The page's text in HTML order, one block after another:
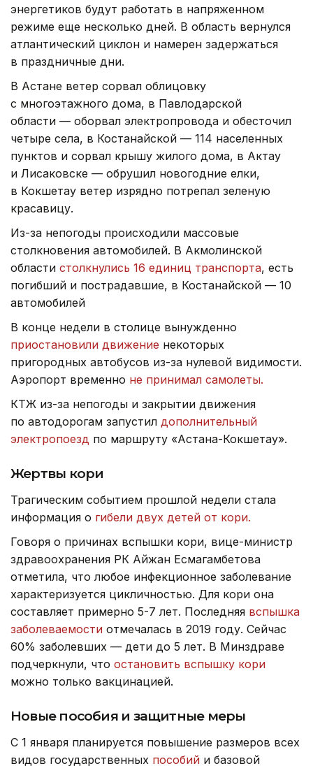
энергетиков будут работать в напряженном
режиме еще несколько дней. В область вернулся
атлантический циклон и намерен задержаться
в праздничные дни.
В Астане ветер сорвал облицовку
с многоэтажного дома, в Павлодарской
области — оборвал электропровода и обесточил
четыре села, в Костанайской — 114 населенных
пунктов и сорвал крышу жилого дома, в Актау
и Лисаковске — обрушил новогодние елки,
в Кокшетау ветер изрядно потрепал зеленую
красавицу.
Из-за непогоды происходили массовые
столкновения автомобилей. В Акмолинской
области столкнулись 16 единиц транспорта, есть
погибший и пострадавшие, в Костанайской — 10
автомобилей
В конце недели в столице вынужденно
приостановили движение некоторых
пригородных автобусов из-за нулевой видимости.
Аэропорт временно не принимал самолеты.
КТЖ из-за непогоды и закрытии движения
по автодорогам запустил дополнительный
электропоезд по маршруту «Астана-Кокшетау».
Жертвы кори
Трагическим событием прошлой недели стала
информация о гибели двух детей от кори.
Говоря о причинах вспышки кори, вице-министр
здравоохранения РК Айжан Есмагамбетова
отметила, что любое инфекционное заболевание
характеризуется цикличностью. Для кори она
составляет примерно 5-7 лет. Последняя вспышка
заболеваемости отмечалась в 2019 году. Сейчас
60% заболевших — дети до 5 лет. В Минздраве
подчеркнули, что остановить вспышку кори
можно только вакцинацией.
Новые пособия и защитные меры
С 1 января планируется повышение размеров всех
видов государственных пособий и базовой